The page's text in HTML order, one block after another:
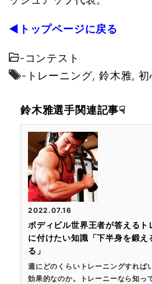
◀トップページに戻る
-コンテスト
- トレーニング,鈴木雅,初
鈴木雅選手関連記事☟
2022.07.16
ボディビル世界王者が答えるト
に付けたい知識「下半身を鍛
る」
週にどのくらいトレーニングすれば
効果的なのか。トレーニーなら知っ